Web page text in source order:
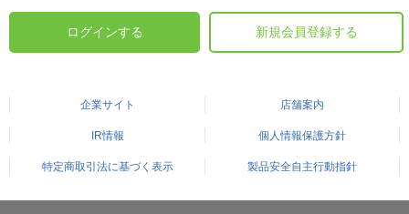
ログインする 新規会員登録する
企業サイト 店舗案内
IR情報 個人情報保護方針
特定商取引法に基づく表示 製品安全自主行動指針